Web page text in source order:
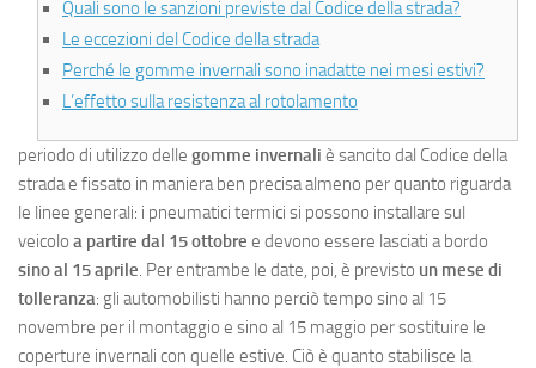
Quali sono le sanzioni previste dal Codice della strada?
Le eccezioni del Codice della strada
Perché le gomme invernali sono inadatte nei mesi estivi?
L’effetto sulla resistenza al rotolamento
periodo di utilizzo delle gomme invernali è sancito dal Codice della
strada e fissato in maniera ben precisa almeno per quanto riguarda
le linee generali: i pneumatici termici si possono installare sul
veicolo a partire dal 15 ottobre e devono essere lasciati a bordo
sino al 15 aprile. Per entrambe le date, poi, è previsto un mese di
tolleranza: gli automobilisti hanno perciò tempo sino al 15
novembre per il montaggio e sino al 15 maggio per sostituire le
coperture invernali con quelle estive. Ciò è quanto stabilisce la